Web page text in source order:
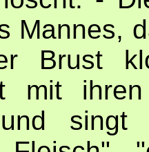
Mannes,
Brust
mit
singt